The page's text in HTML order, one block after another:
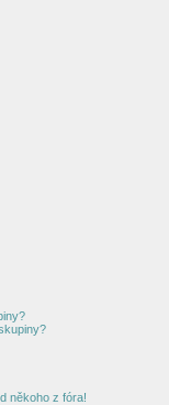
někoho z fóra!